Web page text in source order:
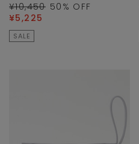
¥10,450 50 % OFF
¥5,225
SALE